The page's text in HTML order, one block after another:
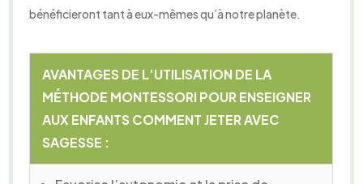
bénéficieront tant à eux-mêmes qu’à notre planète.
AVANTAGES DE L’UTILISATION DE LA
MÉTHODE MONTESSORI POUR ENSEIGNER
AUX ENFANTS COMMENT JETER AVEC
SAGESSE :